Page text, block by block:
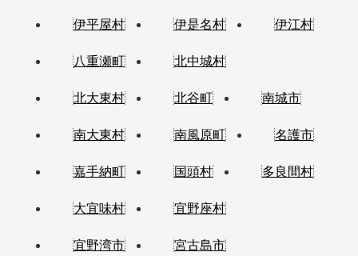
伊平屋村 伊是名村 伊江村
八重瀬町 北中城村
北大東村 北谷町 南城市
南大東村 南風原町 名護市
嘉手納町 国頭村 多良間村
大宜味村 宜野座村
宜野湾市 宮古島市